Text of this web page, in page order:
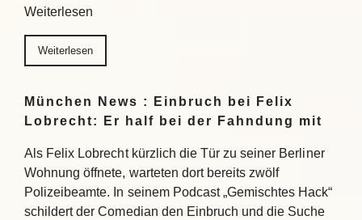
Weiterlesen
Weiterlesen
München News : Einbruch bei Felix
Lobrecht: Er half bei der Fahndung mit
Als Felix Lobrecht kürzlich die Tür zu seiner Berliner
Wohnung öffnete, warteten dort bereits zwölf
Polizeibeamte. In seinem Podcast „Gemischtes Hack“
schildert der Comedian den Einbruch und die Suche